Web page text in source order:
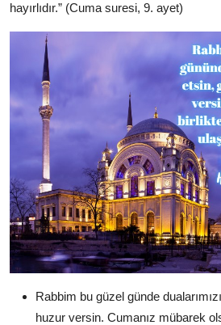
hayırlıdır.” (Cuma suresi, 9. ayet)
Rabbim bu güzel günde
huzur versin. Cumanız mübarek